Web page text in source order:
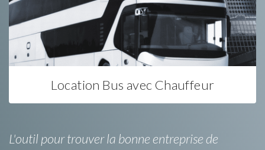
Location Bus avec Chauffeur
L'outil pour trouver la bonne entreprise de